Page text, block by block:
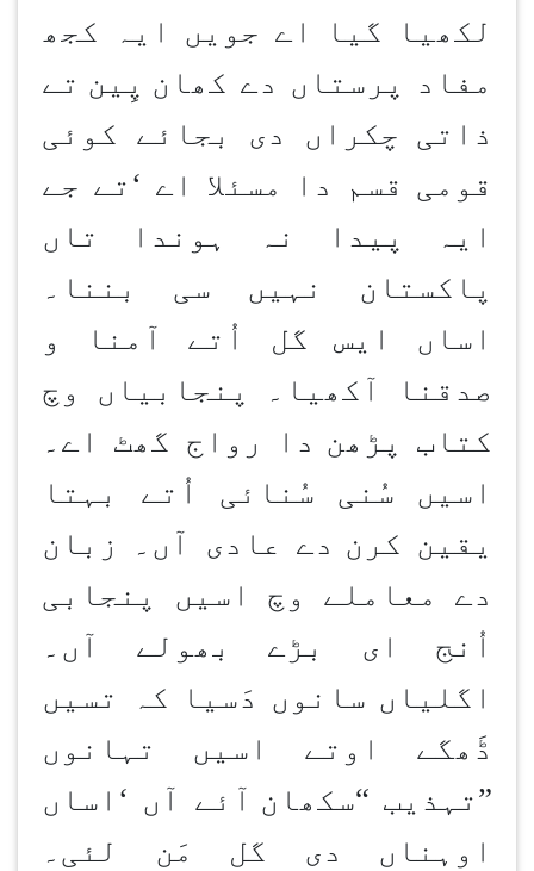
لکھیا گیا اے جویں ایہ کجھ
مفاد پرستاں دے کھان پِین تے
ذاتی چکراں دی بجائے کوئی
قومی قسم دا مسئلا اے ‘ تے جے
ایہ پیدا نہ ہوندا تاں
پاکستان نہیں سی بننا۔
اساں ایس گل اُتے آمنا و
صدقنا آکھیا۔ پنجابیاں وچ
کتاب پڑھن دا رواج گھٹ اے۔
اسیں سُنی سُنائی اُتے بہتا
یقین کرن دے عادی آں۔ زبان
دے معاملے وچ اسیں پنجابی
اُنج ای بڑے بھولے آں۔
اگلیاں سانوں دَسیا کہ تسیں
ڈَھگے اوتے اسیں تہانوں
”تہذیب “سکھان آئے آں ‘ اساں
اوہناں دی گل مَن لئی۔